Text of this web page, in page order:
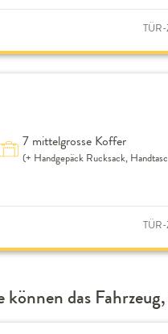
7 mittelgrosse Koffer
(+ Handgepäck Rucksack,
können das